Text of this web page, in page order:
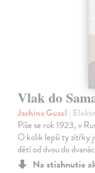
Vlak do
Jachina Guzel |
Píše se rok 1923, v
O kolik lepší ty zítřky
dětí od dvou do
Na stiahnutie